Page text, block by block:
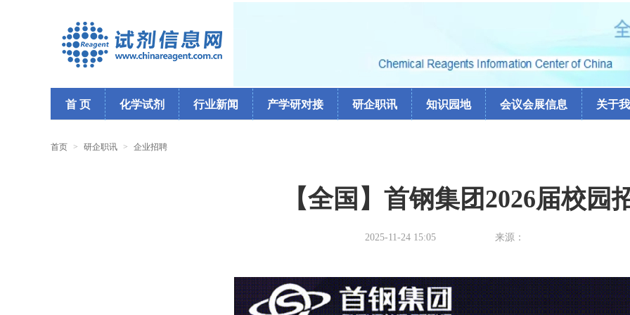
首 页 化学试剂 行业新闻 产学研对接 研企职讯 知识园地 会议会展信息 关于
首页 > 研企职讯 > 企业招聘
【全国】首钢集团2026届校园
2025-11-24 15:05 来源：